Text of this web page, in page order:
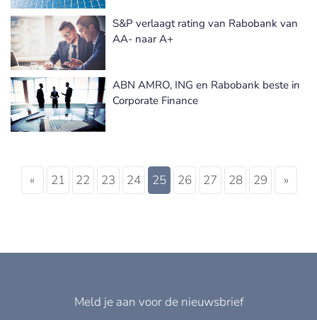
S&P verlaagt rating van Rabobank van
AA- naar A+
ABN AMRO, ING en Rabobank beste in
Corporate Finance
« 21 22 23 24 25 26 27 28 29 »
Meld je aan voor de nieuwsbrief